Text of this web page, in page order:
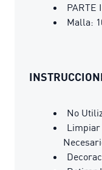
PARTE
Malla:
No
Limpiar